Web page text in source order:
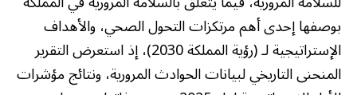
بوصفها إحدى أهم مرتكزات التحول الصحي، والأهداف
الإستراتيجية لـ (رؤية المملكة 2030)، إذ استعرض التقرير
المنحنى التاريخي لبيانات الحوادث المرورية، ونتائج مؤشرات